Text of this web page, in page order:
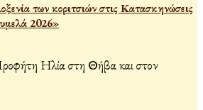
των κοριτσιών στις Κατασκηνώσεις
2026»